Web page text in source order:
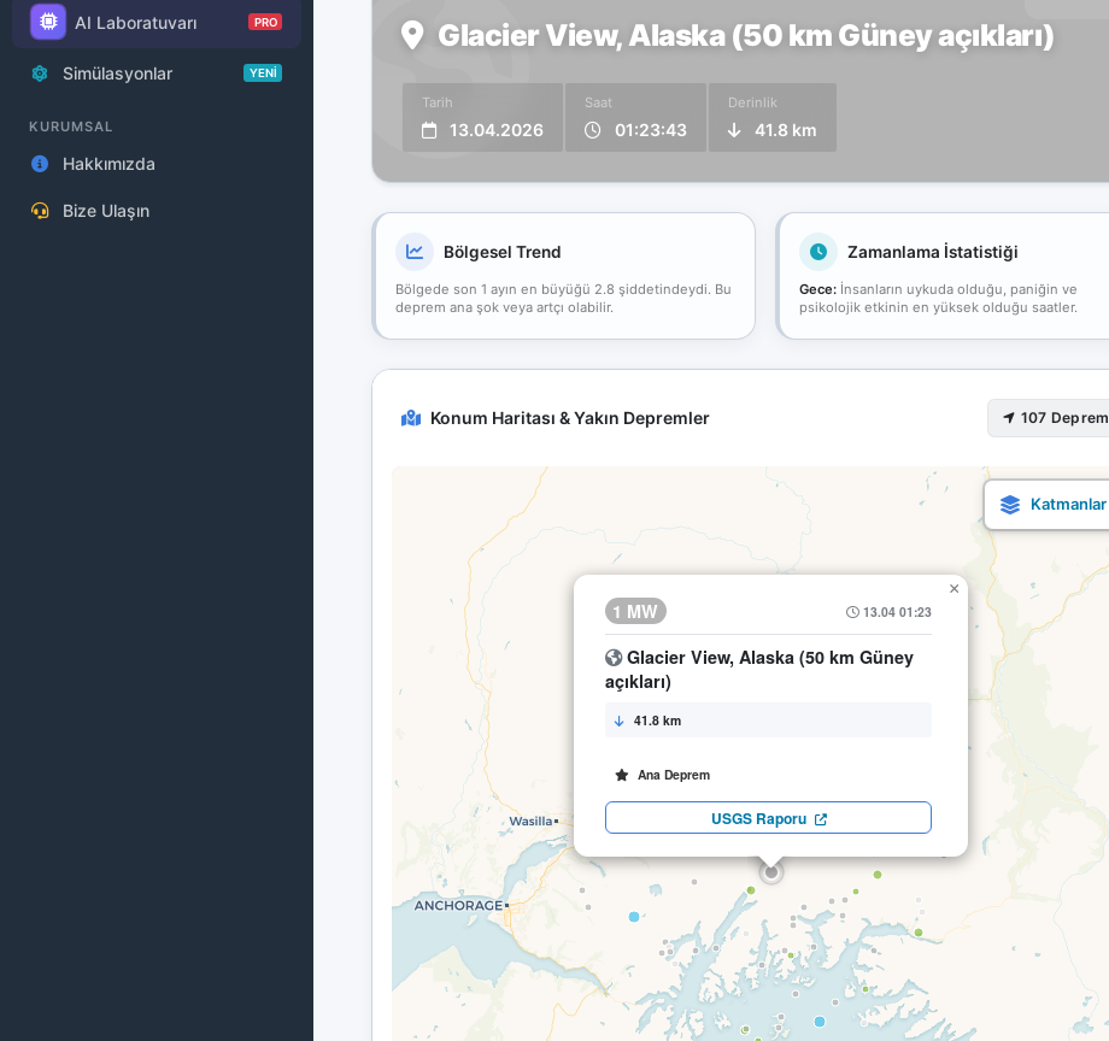
AI Laboratuvarı PRO
Simülasyonlar YENİ
KURUMSAL
Hakkımızda
Bize Ulaşın
Glacier View, Alaska (50 km Güney açıkları)
Tarih
13.04.2026
Saat
01:23:43
Derinlik
41.8 km
Bölgesel Trend
Bölgede son 1 ayın en büyüğü 2.8 şiddetindeydi. Bu
deprem ana şok veya artçı olabilir.
Zamanlama İstatistiği
Gece:İnsanların uykuda olduğu, paniğin ve
psikolojik etkinin en yüksek olduğu saatler.
Konum Haritası & Yakın Depremler 107 Deprem
1 MW 13.04 01:23
Glacier View, Alaska (50 km Güney
açıkları)
41.8 km
Ana Deprem
USGS Raporu
×